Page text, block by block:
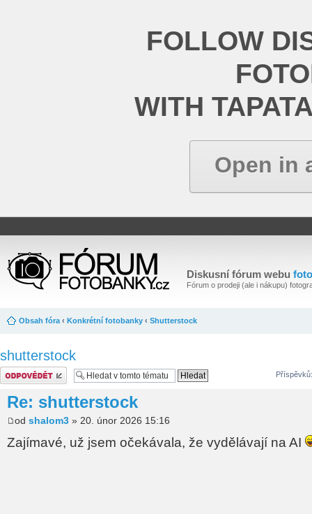
FOLLOW
WITH
Open in
Diskusní fórum webu
Fórum o prodeji (ale i nákupu)
Obsah fóra ‹ Konkrétní fotobanky ‹ Shutterstock
shutterstock
Odeslat odpověď
Re: shutterstock
od shalom3 » 20. únor 2026 15:16
Zajímavé, už jsem očekávala, že vydělávají na AI